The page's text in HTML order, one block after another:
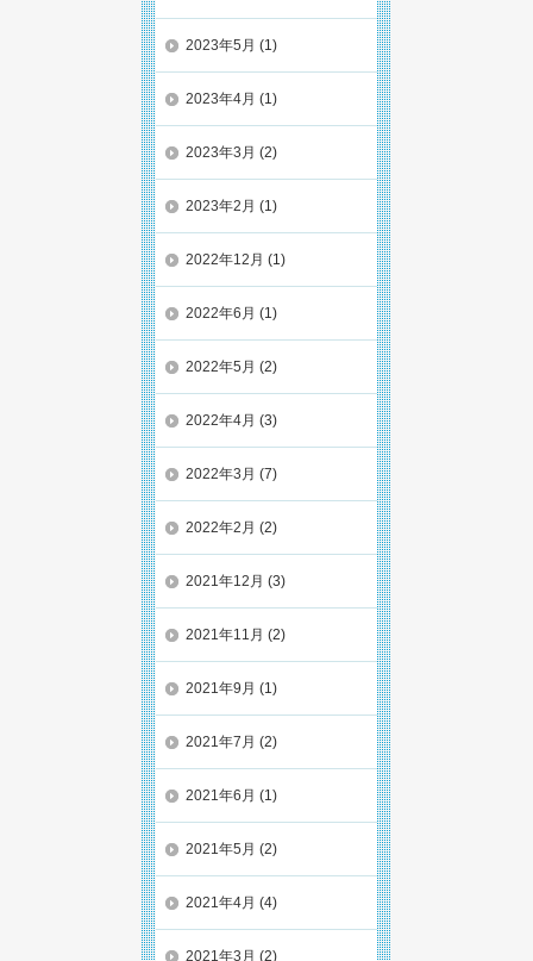
2023年5月 (1)
2023年4月 (1)
2023年3月 (2)
2023年2月 (1)
2022年12月 (1)
2022年6月 (1)
2022年5月 (2)
2022年4月 (3)
2022年3月 (7)
2022年2月 (2)
2021年12月 (3)
2021年11月 (2)
2021年9月 (1)
2021年7月 (2)
2021年6月 (1)
2021年5月 (2)
2021年4月 (4)
2021年3月 (2)